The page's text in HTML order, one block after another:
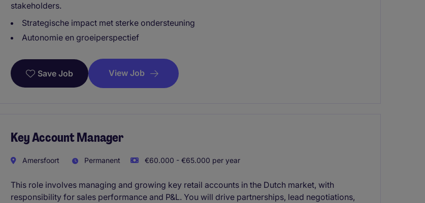
stakeholders.
Strategische impact met sterke ondersteuning
Autonomie en groeiperspectief
Save Job View Job
Key Account Manager
Amersfoort Permanent €60.000 - €65.000 per year
This role involves managing and growing key retail accounts in the Dutch market, with
responsibility for sales performance and P&L. You will drive partnerships, lead negotiations,